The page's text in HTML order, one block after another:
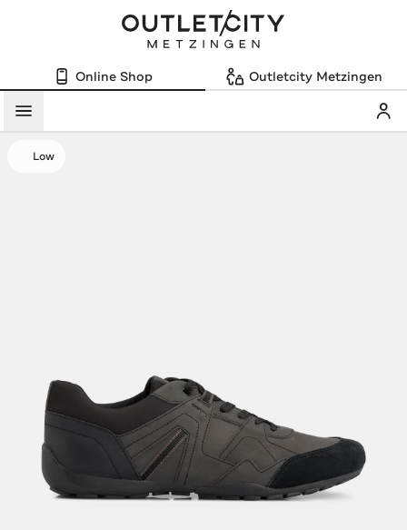
Online Shop Outletcity Metzingen
Menü
Low